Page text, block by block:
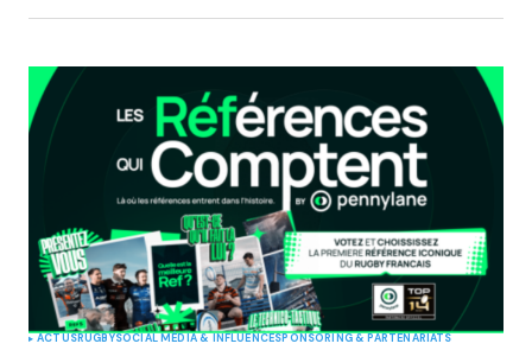
ACTUSRUGBYSOCIAL MÉDIA & INFLUENCESPONSORING & PARTENARIATS